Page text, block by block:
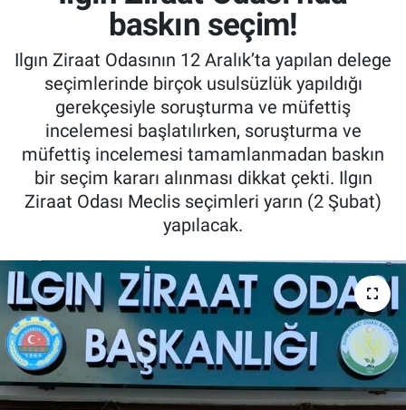
baskın seçim!
Ilgın Ziraat Odasının 12 Aralık’ta yapılan delege
seçimlerinde birçok usulsüzlük yapıldığı
gerekçesiyle soruşturma ve müfettiş
incelemesi başlatılırken, soruşturma ve
müfettiş incelemesi tamamlanmadan baskın
bir seçim kararı alınması dikkat çekti. Ilgın
Ziraat Odası Meclis seçimleri yarın (2 Şubat)
yapılacak.
Tarım Bakanlığı
TZOB
Tarım Kredi Kooperatifleri
Pankobirlik
Tarım Bilgisi
Yetiştirici Soruyor
Dünyada Tarım
Üretici Birlikleri
Son Dakika Haberleri
Haber Arşivi